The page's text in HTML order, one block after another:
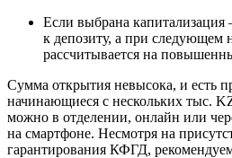
Если выбрана
к депозиту, а при следующем
рассчитывается на
Сумма открытия невысока, и есть
начинающиеся с нескольких тыс.
можно в отделении, онлайн или
на смартфоне. Несмотря на
гарантирования КФГД,